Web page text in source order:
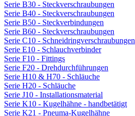
Serie B30 - Steckverschraubungen
Serie B40 - Steckverschraubungen
Serie B50 - Steckverbindungen
Serie B60 - Steckverschraubungen
Serie C10 - Schneidringverschraubungen
Serie E10 - Schlauchverbinder
Serie F10 - Fittings
Serie F20 - Drehdurchführungen
Serie H10 & H70 - Schläuche
Serie H20 - Schläuche
Serie J10 - Installationsmaterial
Serie K10 - Kugelhähne - handbetätigt
Serie K21 - Pneuma-Kugelhähne